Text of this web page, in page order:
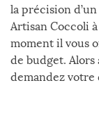
la précision
Artisan Coccoli
moment il vous
de budget.
demandez votre